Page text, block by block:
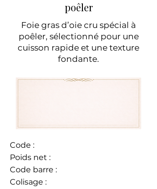
poêler
Foie gras d’oie cru spécial à
poêler, sélectionné pour une
cuisson rapide et une texture
fondante.
Code :
Poids net :
Code barre :
Colisage :